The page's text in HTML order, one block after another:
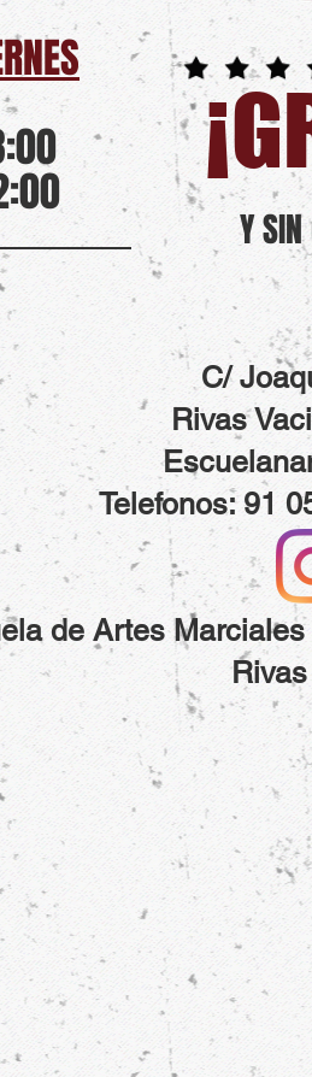
Y
C/
Rivas
Telefonos: 91
de Artes